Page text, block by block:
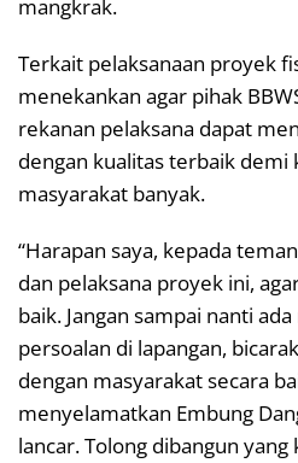
mangkrak.
Terkait pelaksanaan proyek
menekankan agar pihak
rekanan pelaksana dapat
dengan kualitas terbaik demi
masyarakat banyak.
“Harapan saya, kepada
dan pelaksana proyek ini,
baik. Jangan sampai nanti
persoalan di lapangan,
dengan masyarakat secara
menyelamatkan Embung
lancar. Tolong dibangun yang